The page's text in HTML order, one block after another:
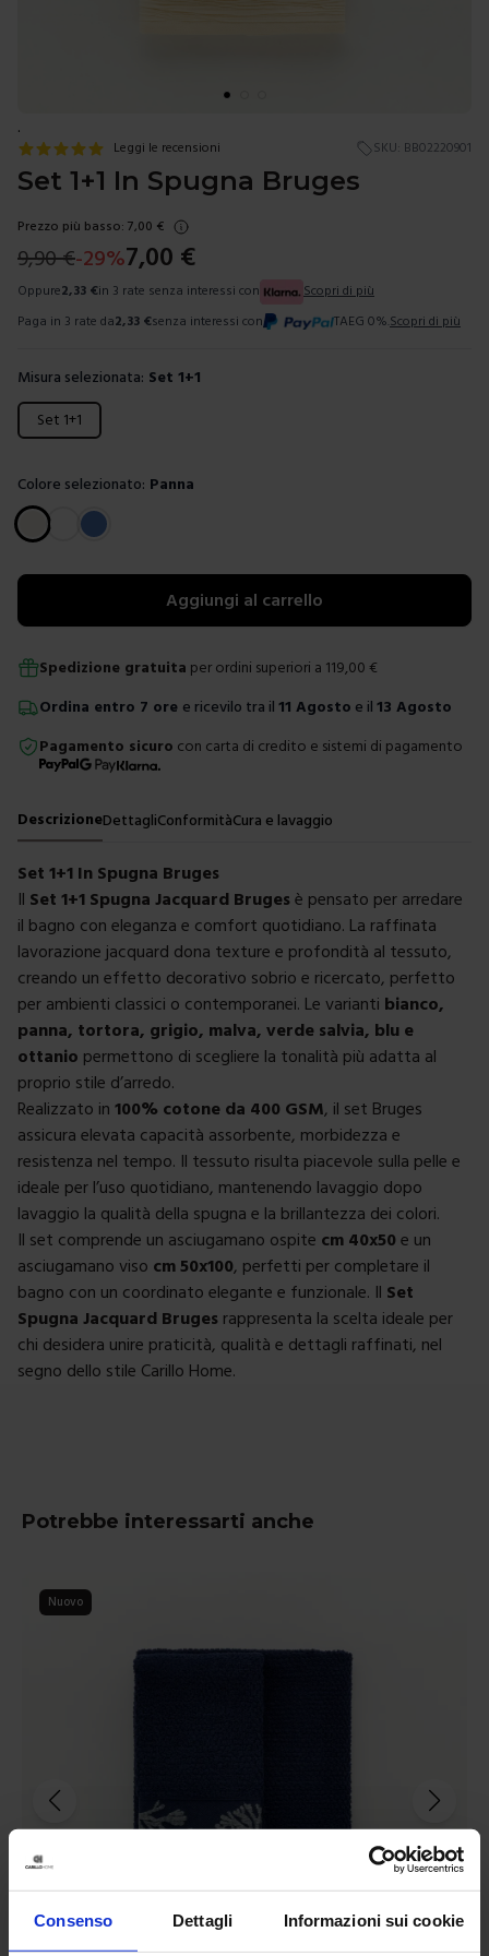
Consenso Dettagli Informazioni sui cookie
.
Leggi le recensioni SKU: BB02220901
Set 1+1 In Spugna Bruges
Prezzo più basso: 7,00 €
9,90€-29%7,00 €
Oppure2,33 €in 3 rate senza interessi con
Scopri di più
Paga in 3 rate da2,33 €senza interessi con TAEG 0%. Scopri di più
Misura selezionata: Set 1+1
Scegli una misura
Set 1+1
Colore selezionato: Panna
Scegli un colore
Aggiungi al carrello
Spedizione gratuita per ordini superiori a 119,00 €
Ordina entro 7 ore e ricevilo tra il 11 Agosto e il 13 Agosto
Pagamento sicuro con carta di credito e sistemi di pagamento
DescrizioneDettagliConformitàCura e lavaggio
Set 1+1 In Spugna Bruges
Il Set 1+1 Spugna Jacquard Brugesè pensato per arredare
il bagno con eleganza e comfort quotidiano. La raffinata
lavorazione jacquard dona texture e profondità al tessuto,
creando un effetto decorativo sobrio e ricercato, perfetto
per ambienti classici o contemporanei. Le varianti bianco,
panna, tortora, grigio, malva, verde salvia, blu e
ottanio permettono di scegliere la tonalità più adatta al
proprio stile d’arredo.
Realizzato in 100% cotone da 400 GSM, il set Bruges
assicura elevata capacità assorbente, morbidezza e
resistenza nel tempo. Il tessuto risulta piacevole sulla pelle e
ideale per l’uso quotidiano, mantenendo lavaggio dopo
lavaggio la qualità della spugna e la brillantezza dei colori.
Il set comprende un asciugamano ospite cm 40x50 e un
asciugamano viso cm 50x100, perfetti per completare il
bagno con un coordinato elegante e funzionale. Il Set
Spugna Jacquard Bruges rappresenta la scelta ideale per
chi desidera unire praticità, qualità e dettagli raffinati, nel
segno dello stile Carillo Home.
Potrebbe interessarti anche
Nuovo